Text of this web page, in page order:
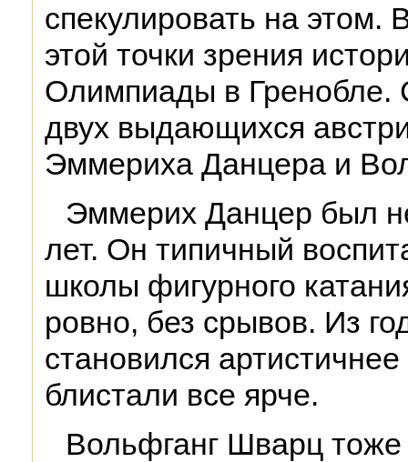
спекулировать на
этой точки зрения
Олимпиады в Гренобле.
двух выдающихся
Эммериха Данцера и
Эммерих Данцер был
лет. Он типичный
школы фигурного
ровно, без срывов. Из
становился
блистали все ярче.
Вольфганг Шварц